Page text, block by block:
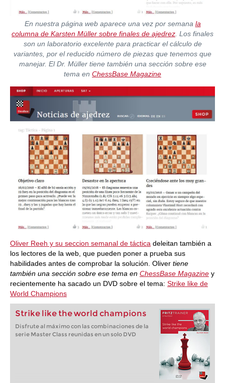
En nuestra página web aparece una vez por semana la
columna de Karsten Müller sobre finales de ajedrez . Los finales
son un laboratorio excelente para practicar el cálculo de
variantes, por el reducido número de piezas que tenemos que
manejar. El Dr. Müller tiene también una sección sobre ese
tema en ChessBase Magazine
Oliver Reeh y su seccion semanal de táctica deleitan también a
los lectores de la web, que pueden poner a prueba sus
habilidades antes de comprobar la solución. Oliver tiene
también una sección sobre ese tema en ChessBase Magazine y
recientemente ha sacado un DVD sobre el tema: Strike like de
World Champions
Strike like the world champions
Disfrute al máximo con las combinaciones de la
serie Master Class reunidas en un solo DVD